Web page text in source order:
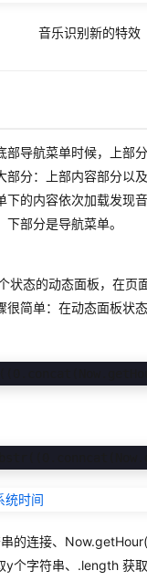
音乐识别新的特效
部导航菜单时候，上部
分：上部内容部分以
的内容依次加载发现
部分是导航菜单。
状态的动态面板，在页
简单：在动态面板状
的连接、
个字符串、.length 获